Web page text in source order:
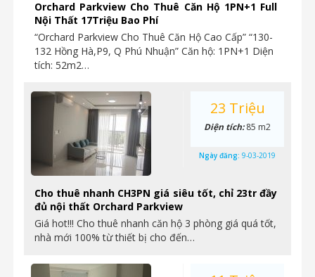
Orchard Parkview Cho Thuê Căn Hộ 1PN+1 Full
Nội Thất 17Triệu Bao Phí
“Orchard Parkview Cho Thuê Căn Hộ Cao Cấp” “130-
132 Hồng Hà,P9, Q Phú Nhuận” Căn hộ: 1PN+1 Diện
tích: 52m2…
Cho thuê nhanh CH3PN giá siêu tốt, chỉ 23tr đầy
đủ nội thất Orchard Parkview
Giá hot!!! Cho thuê nhanh căn hộ 3 phòng giá quá tốt,
nhà mới 100% từ thiết bị cho đến…
23 Triệu
Diện tích:85 m2
Ngày đăng: 9-03-2019